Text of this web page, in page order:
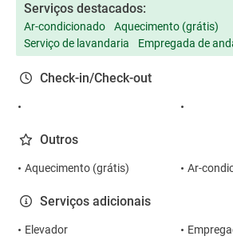
Serviços destacados:
Ar-condicionado
Aquecimento (grátis)
Serviço de lavandaria
Empregada de
Check-in/Check-out
Outros
Aquecimento (grátis) Ar-
Serviços adicionais
Elevador